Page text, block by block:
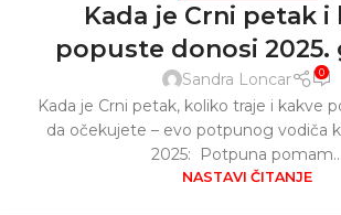
Kada je Crni petak i
popuste donosi 2025.
Sandra Loncar 0
Kada je Crni petak, koliko traje i kakve
da očekujete – evo potpunog vodiča
2025: Potpuna pomam...
NASTAVI ČITANJE